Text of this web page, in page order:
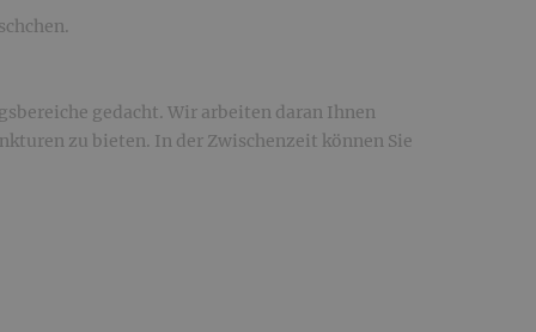
gedacht. Wir arbeiten daran Ihnen
zu bieten. In der Zwischenzeit können Sie